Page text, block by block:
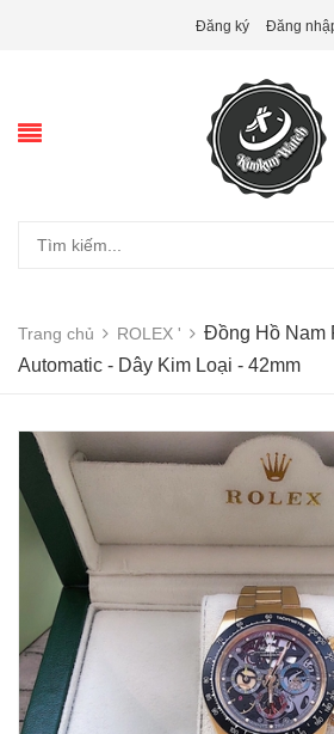
Đăng ký Đăng
Trang chủ ROLEX '
Đồng Hồ Nam
Automatic - Dây Kim Loại - 42mm